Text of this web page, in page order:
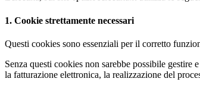
1. Cookie strettamente necessari
Questi cookies sono essenziali per il corretto
Senza questi cookies non sarebbe possibile
la fatturazione elettronica, la realizzazione del